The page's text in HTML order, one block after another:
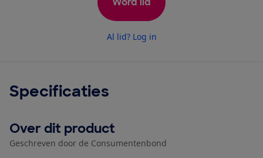
Al lid? Log in
Specificaties
Over dit product
Geschreven door de Consumentenbond